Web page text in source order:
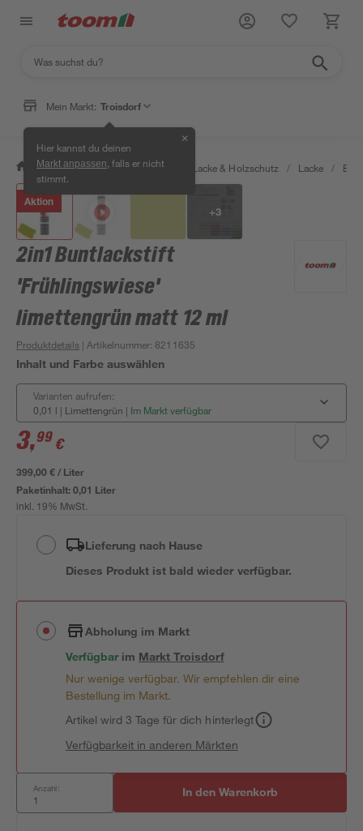
Mein Markt: Troisdorf
Hier kannst du deinen
Markt anpassen , falls er nicht
stimmt.
✕
/ Bauen & Renovieren / Farben, Lacke & Holzschutz / Lacke /
Aktion
+3
2in1 Buntlackstift
'Frühlingswiese'
limettengrün matt 12 ml
Produktdetails | Artikelnummer: 8211635
Inhalt und Farbe auswählen
Varianten aufrufen:
0,01 l | Limettengrün | Im Markt verfügbar
3,99 €
399,00 € / Liter
Paketinhalt:0,01 Liter
inkl. 19% MwSt.
Lieferung nach Hause
Dieses Produkt ist bald wieder verfügbar.
Abholung im Markt
Verfügbar im MarktTroisdorf
Nur wenige verfügbar. Wir empfehlen dir eine
Bestellung im Markt.
Artikel wird 3 Tage für dich hinterlegt
Verfügbarkeit in anderen Märkten
Anzahl: In den Warenkorb